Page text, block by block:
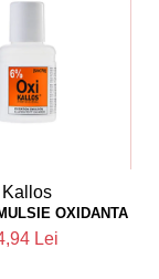
Kallos
OXIDANTA
Lei